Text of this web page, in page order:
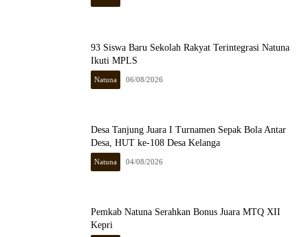
93 Siswa Baru Sekolah Rakyat Terintegrasi Natuna
Ikuti MPLS
Natuna 06/08/2026
Desa Tanjung Juara I Turnamen Sepak Bola Antar
Desa, HUT ke-108 Desa Kelanga
Natuna 04/08/2026
Pemkab Natuna Serahkan Bonus Juara MTQ XII
Kepri